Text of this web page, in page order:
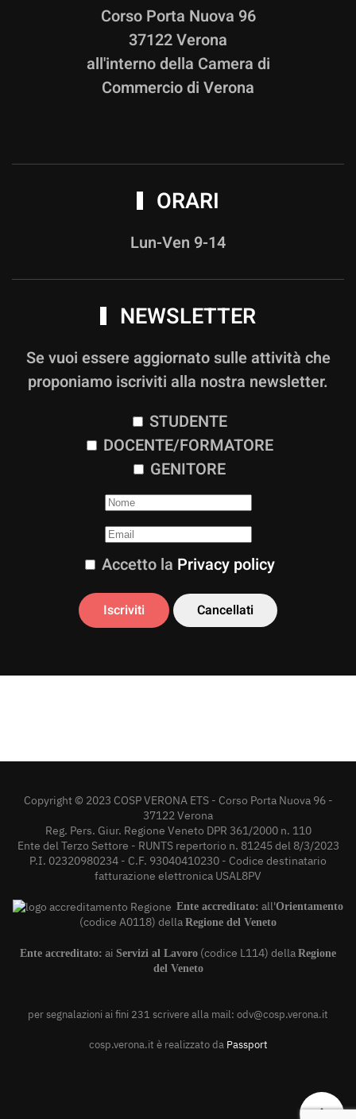
Corso Porta Nuova 96
37122 Verona
all'interno della Camera di
Commercio di Verona
ORARI
Lun-Ven 9-14
NEWSLETTER
Se vuoi essere aggiornato sulle attività che
proponiamo iscriviti alla nostra newsletter.
STUDENTE
DOCENTE/FORMATORE
GENITORE
Accetto la Privacy policy
Copyright © 2023 COSP VERONA ETS - Corso Porta Nuova 96 -
37122 Verona
Reg. Pers. Giur. Regione Veneto DPR 361/2000 n. 110
Ente del Terzo Settore - RUNTS repertorio n. 81245 del 8/3/2023
P.I. 02320980234 - C.F. 93040410230 - Codice destinatario
fatturazione elettronica USAL8PV
Ente accreditato: all'Orientamento
(codice A0118) della Regione del Veneto
Ente accreditato: ai Servizi al Lavoro (codice L114) della Regione
del Veneto
per segnalazioni ai fini 231 scrivere alla mail: odv@cosp.verona.it
cosp.verona.it è realizzato da Passport